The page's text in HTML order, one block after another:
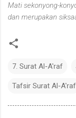
Mati sekonyong-
dan merupakan
7. Surat Al-A'raf
Tafsir Surat Al-A'raf